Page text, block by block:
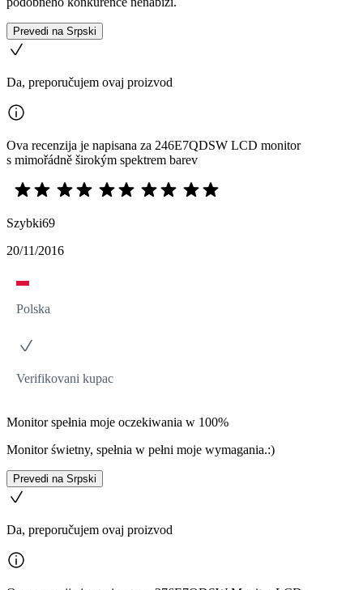
Prevedi na Srpski
Da, preporučujem ovaj proizvod
Ova recenzija je napisana za 246E7QDSW LCD monitor
s mimořádně širokým spektrem barev
Szybki69
20/11/2016
Polska
Verifikovani kupac
Monitor spełnia moje oczekiwania w 100%
Monitor świetny, spełnia w pełni moje wymagania.:)
Prevedi na Srpski
Da, preporučujem ovaj proizvod